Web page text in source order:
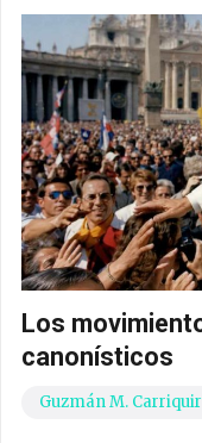
Los
canonísticos
Guzmán M.